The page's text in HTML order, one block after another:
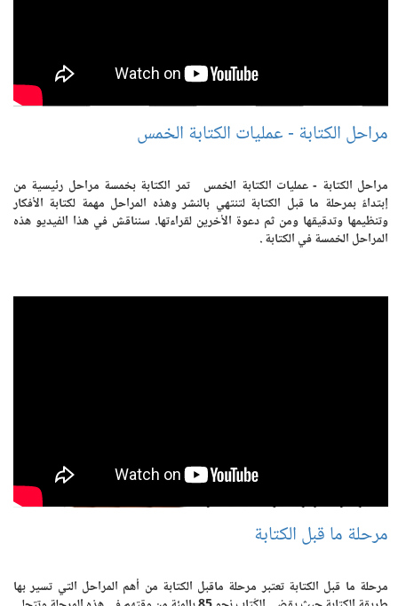
مراحل الكتابة - عمليات الكتابة الخمس
مراحل الكتابة - عمليات الكتابة الخمس تمر الكتابة بخمسة مراحل رئيسية من
إبتداءً بمرحلة ما قبل الكتابة لتنتهي بالنشر وهذه المراحل مهمة لكتابة الأفكار
وتنظيمها وتدقيقها ومن ثم دعوة الأخرين لقراءتها. سنناقش في هذا الفيديو هذه
المراحل الخمسة في الكتابة .
مرحلة ما قبل الكتابة
مرحلة ما قبل الكتابة تعتبر مرحلة ماقبل الكتابة من أهم المراحل التي تسير بها